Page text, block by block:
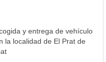
y entrega de vehículo
la localidad de El Prat de